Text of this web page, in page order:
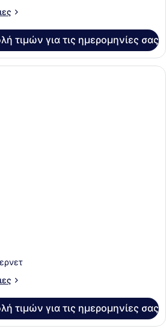
τιμών για τις ημερομηνίες σας
τιμών για τις ημερομηνίες σας